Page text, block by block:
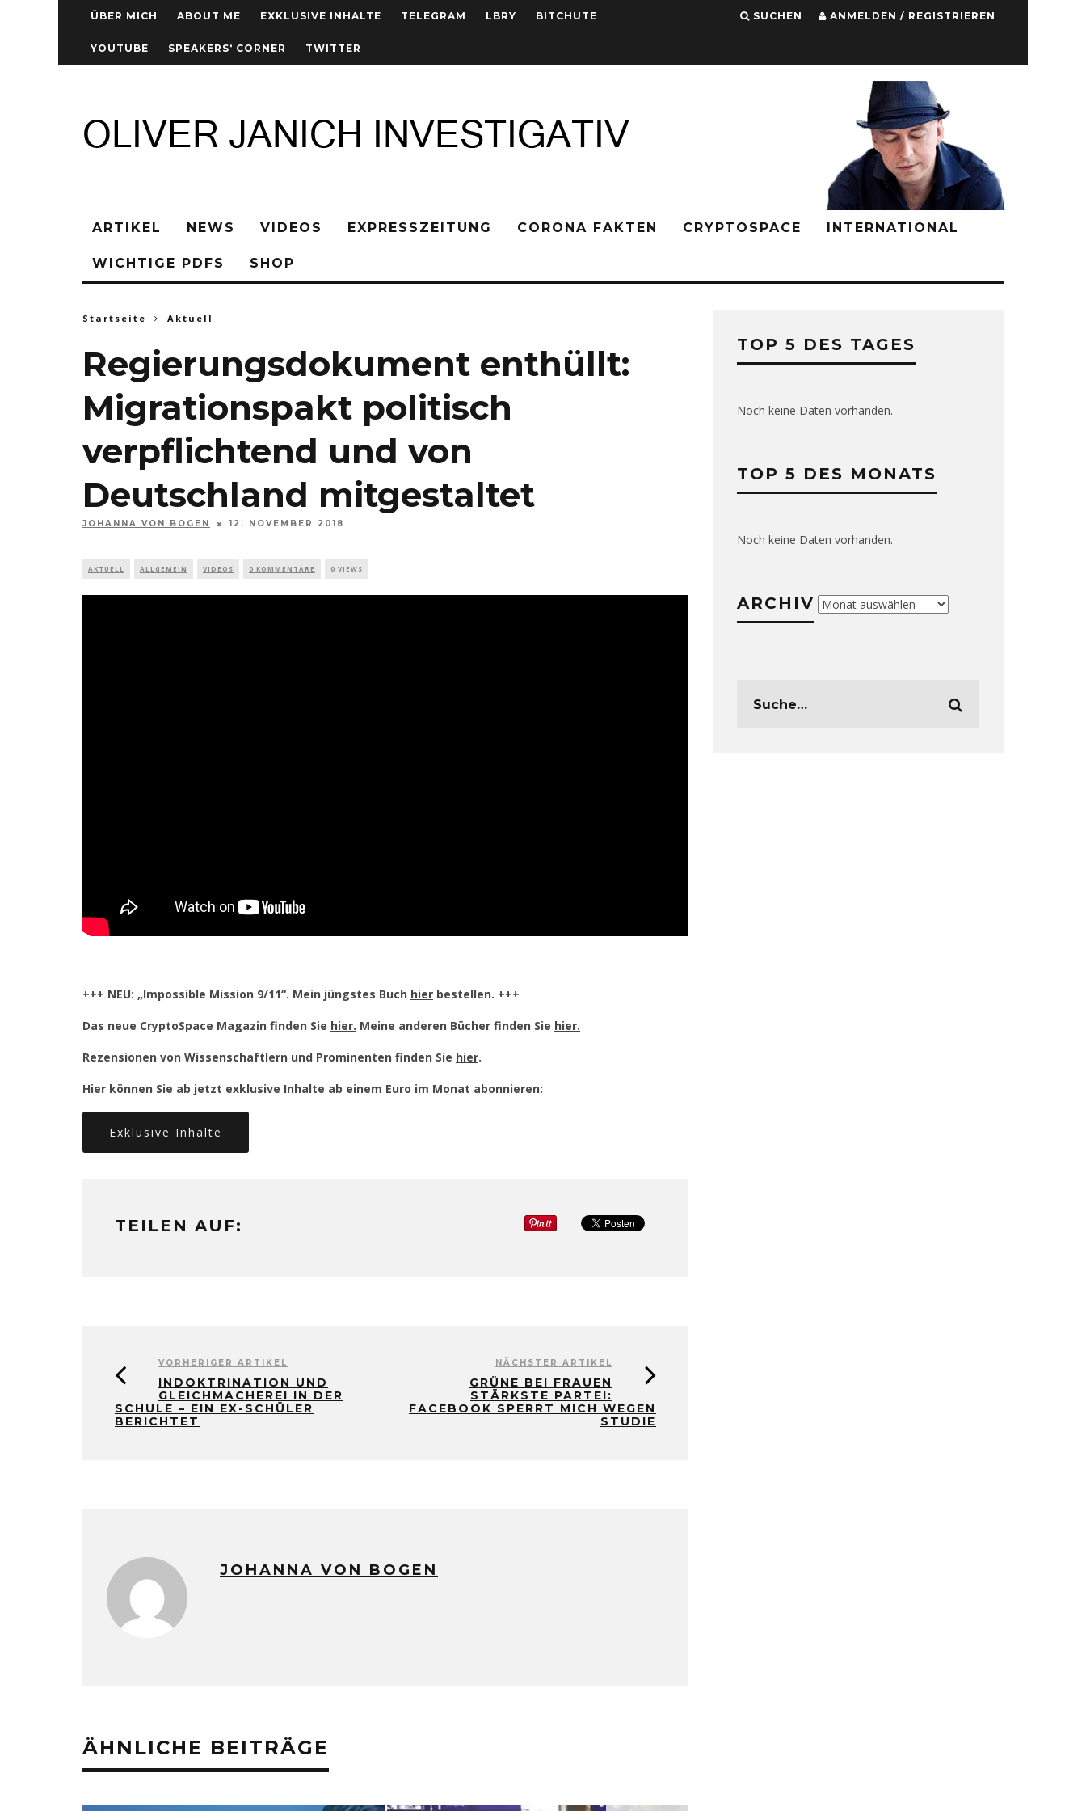
ÜBER MICH ABOUT ME EXKLUSIVE INHALTE TELEGRAM LBRY BITCHUTE
YOUTUBE SPEAKERS‘ CORNER TWITTER
SUCHEN ANMELDEN / REGISTRIEREN
ARTIKEL NEWS VIDEOS EXPRESSZEITUNG CORONA FAKTEN CRYPTOSPACE INTERNATIONAL
WICHTIGE PDFS SHOP
Startseite Aktuell
Regierungsdokument enthüllt:
Migrationspakt politisch
verpflichtend und von
Deutschland mitgestaltet
JOHANNA VON BOGEN 12. NOVEMBER 2018
AKTUELL ALLGEMEIN VIDEOS 0 KOMMENTARE 0 VIEWS
+++ NEU: „Impossible Mission 9/11“. Mein jüngstes Buch hier bestellen. +++
Das neue CryptoSpace Magazin finden Sie hier. Meine anderen Bücher finden Sie hier.
Rezensionen von Wissenschaftlern und Prominenten finden Sie hier.
Hier können Sie ab jetzt exklusive Inhalte ab einem Euro im Monat abonnieren:
Exklusive Inhalte
TEILEN AUF:
VORHERIGER ARTIKEL
INDOKTRINATION UND
GLEICHMACHEREI IN DER
SCHULE – EIN EX-SCHÜLER
BERICHTET
NÄCHSTER ARTIKEL
GRÜNE BEI FRAUEN
STÄRKSTE PARTEI:
FACEBOOK SPERRT MICH WEGEN
STUDIE
JOHANNA VON BOGEN
ÄHNLICHE BEITRÄGE
TOP 5 DES TAGES
Noch keine Daten vorhanden.
TOP 5 DES MONATS
Noch keine Daten vorhanden.
ARCHIV Archiv